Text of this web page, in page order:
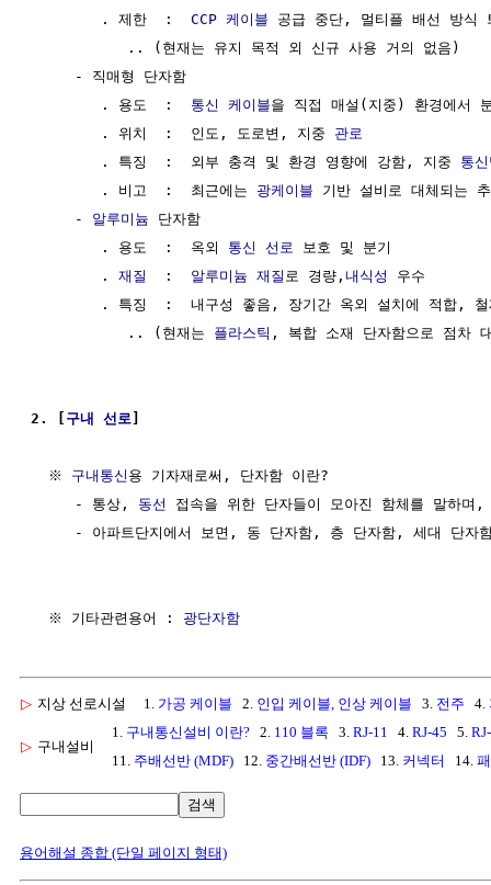
        . 제한  :
CCP 케이블 공급 중단, 멀티플 배선 방식
           .. (현재는 유지 목적 외 신규 사용 거의 없음)
     - 직매형 단자함
        . 용도  :
통신 케이블을 직접 매설(지중) 환경에서
        . 위치  :  인도, 도로변, 지중
관로
        . 특징  :  외부 충격 및 환경 영향에 강함, 지중
통
        . 비고  :  최근에는
광케이블 기반 설비로 대체되는
     -
알루미늄 단자함
        . 용도  :  옥외
통신 선로
보호 및 분기
        .
재질
  :
알루미늄 재질 로 경량, 내식성
우수
. 특징  :  내구성 좋음, 장기간 옥외 설치에 적합,
           .. (현재는
플라스틱 , 복합 소재 단자함으로 점차
2. [ 구내 선로 ]
  ※
구내통신 용 기자재로써, 단자함 이란?
     - 통상,
동선
접속을 위한 단자들이 모아진 함체를 말하며,
- 아파트단지에서 보면, 동 단자함, 층 단자함, 세대 단자
  ※ 기타관련용어 :
광단자함
▷ 지상 선로시설 1. 가공 케이블 2. 인입 케이블, 인상 케이블 3. 전주 4.
▷ 구내설비
1. 구내통신설비 이란? 2. 110 블록 3. RJ-11 4. RJ-45 5.
11. 주배선반 (MDF) 12. 중간배선반 (IDF) 13. 커넥터 14.
검색
용어해설 종합 (단일 페이지 형태)